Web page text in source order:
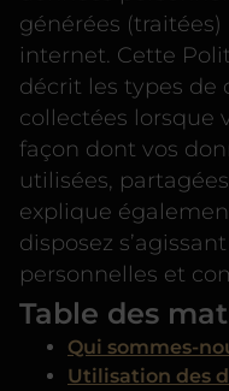
générées
internet. Cette
décrit les types de
collectées lorsque
façon dont vos
utilisées,
explique
disposez
personnelles et
Table des
Qui sommes-
Utilisation des